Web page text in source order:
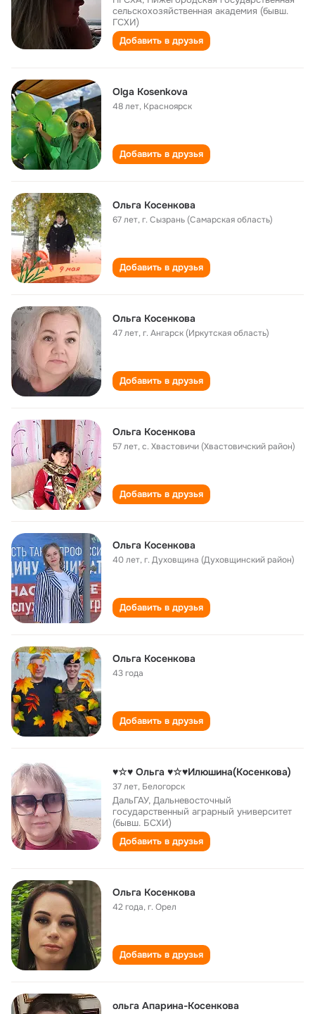
сельскохозяйственная академия (бывш.
ГСХИ)
Добавить в друзья
Olga Kosenkova
48 лет, Красноярск
Добавить в друзья
Ольга Косенкова
67 лет,г. Сызрань (Самарская область)
Добавить в друзья
Ольга Косенкова
47 лет,г. Ангарск (Иркутская область)
Добавить в друзья
Ольга Косенкова
57 лет,с. Хвастовичи (Хвастовичский район)
Добавить в друзья
Ольга Косенкова
40 лет,г. Духовщина (Духовщинский район)
Добавить в друзья
Ольга Косенкова
43 года
Добавить в друзья
♥☆♥ Ольга ♥☆♥Илюшина(Косенкова)
37 лет, Белогорск
ДальГАУ, Дальневосточный
государственный аграрный университет
(бывш. БСХИ)
Добавить в друзья
Ольга Косенкова
42 года,г. Орел
Добавить в друзья
ольга Апарина-Косенкова